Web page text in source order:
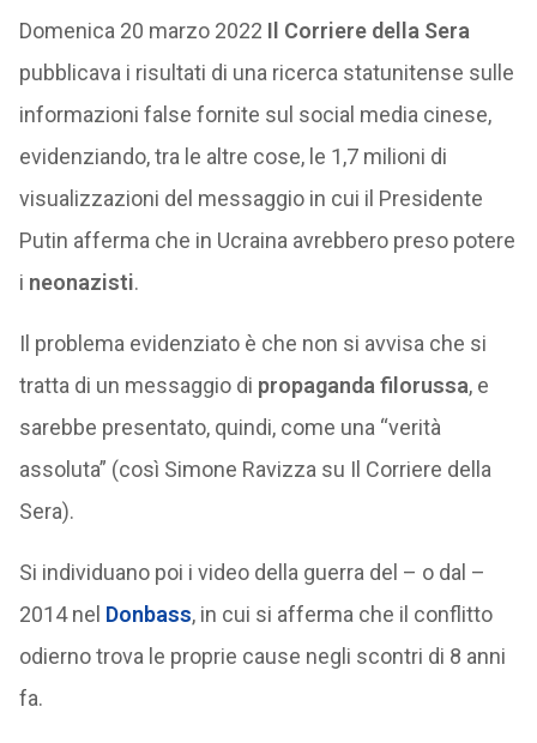
Domenica 20 marzo 2022 Il Corriere della Sera
pubblicava i risultati di una ricerca statunitense sulle
informazioni false fornite sul social media cinese,
evidenziando, tra le altre cose, le 1,7 milioni di
visualizzazioni del messaggio in cui il Presidente
Putin afferma che in Ucraina avrebbero preso potere
i neonazisti.
Il problema evidenziato è che non si avvisa che si
tratta di un messaggio di propaganda filorussa, e
sarebbe presentato, quindi, come una “verità
assoluta” (così Simone Ravizza su Il Corriere della
Sera).
Si individuano poi i video della guerra del – o dal –
2014 nel Donbass, in cui si afferma che il conflitto
odierno trova le proprie cause negli scontri di 8 anni
fa.